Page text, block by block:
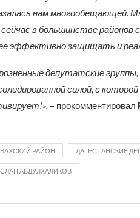
нам многообещающей.
сейчас в большинстве
эффективно защищать и
депутатские
силой, с
– прокомментировал
РАЙОН ДАГЕСТАНСКИЕ
АБДУЛХАЛИКОВ